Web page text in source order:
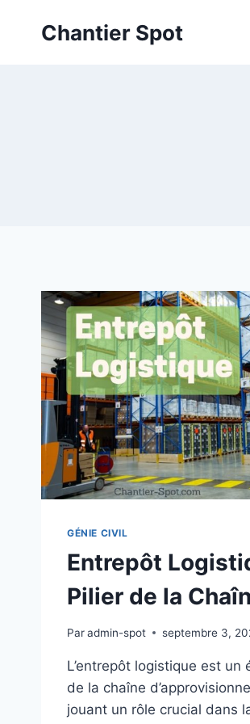
Chantier Spot
GÉNIE CIVIL
Entrepôt
Pilier de la
Paradmin-spot septembre 3,
L’entrepôt logistique est un
de la chaîne
jouant un rôle crucial dans